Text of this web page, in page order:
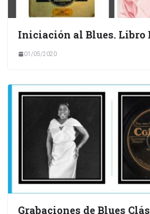
Iniciación al Blues. Libro
01/05/2020
Grabaciones de Blues